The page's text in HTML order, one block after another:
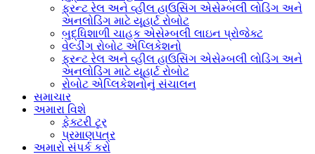
ફ્રન્ટ રેલ અને વ્હીલ હાઉસિંગ એસેમ્બલી લોડિંગ અને
અનલોડિંગ માટે યૂહાર્ટ રોબોટ
બુદ્ધિશાળી ચાહક એસેમ્બલી લાઇન પ્રોજેક્ટ
વેલ્ડીંગ રોબોટ એપ્લિકેશનો
ફ્રન્ટ રેલ અને વ્હીલ હાઉસિંગ એસેમ્બલી લોડિંગ અને
અનલોડિંગ માટે યૂહાર્ટ રોબોટ
રોબોટ એપ્લિકેશનોનું સંચાલન
સમાચાર
અમારા વિશે
ફેક્ટરી ટૂર
પ્રમાણપત્ર
અમારો સંપર્ક કરો